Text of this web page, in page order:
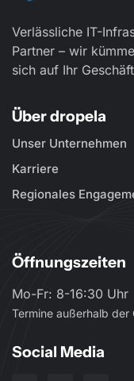
Verlässliche IT-
Partner – wir
sich auf Ihr
Über dropela
Unser Unternehmen
Karriere
Regionales
Öffnungszeiten
Mo-Fr: 8-16:30 Uhr
Termine außerhalb
Social Media